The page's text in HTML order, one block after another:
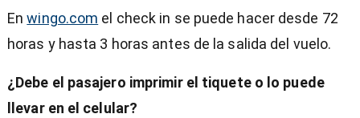
Enwingo.com el check in se puede hacer desde 72
horas y hasta 3 horas antes de la salida del vuelo.
¿Debe el pasajero imprimir el tiquete o lo puede
llevar en el celular?